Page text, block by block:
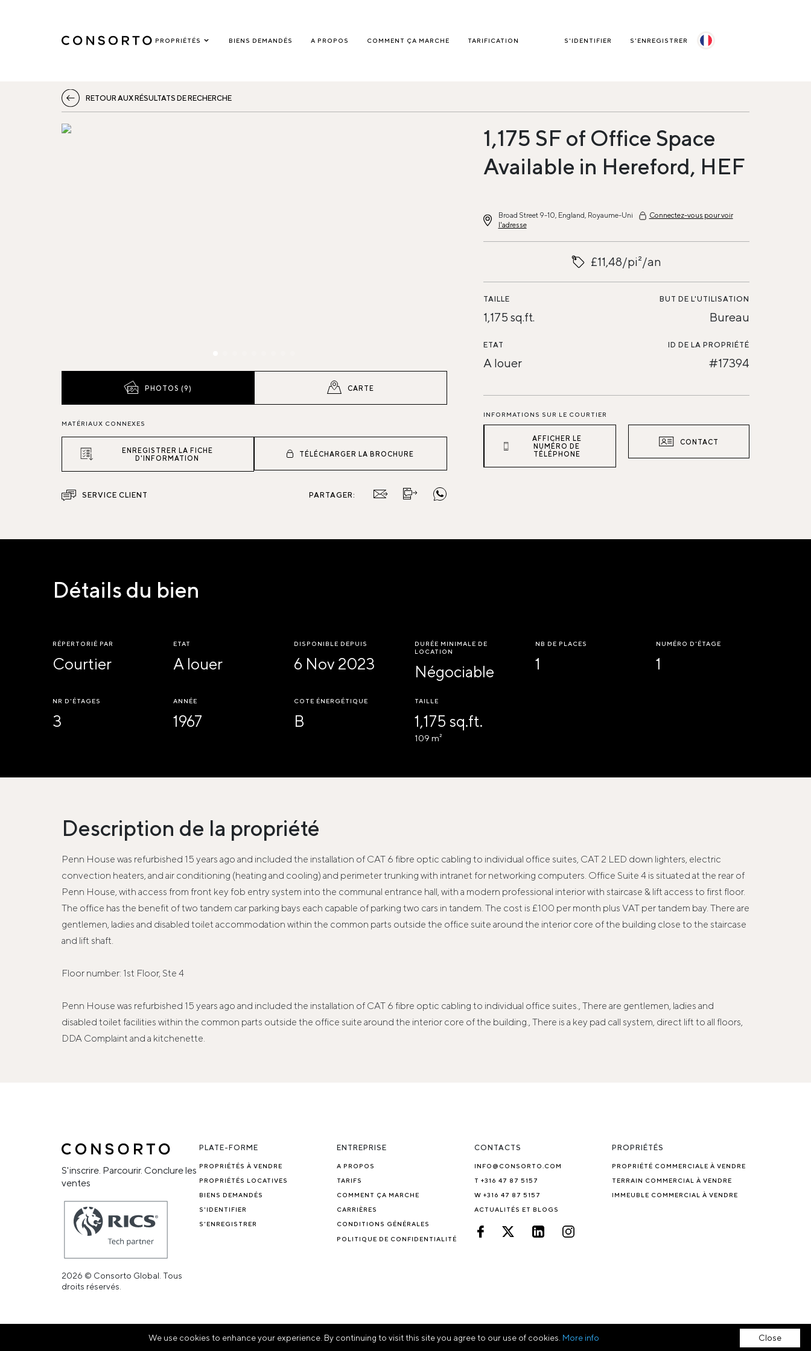
PROPRIÉTÉS BIENS DEMANDÉS A PROPOS COMMENT ÇA MARCHE TARIFICATION S'IDENTIFIER S'ENREGISTRER
RETOUR AUX RÉSULTATS DE RECHERCHE
PHOTOS (9) CARTE
MATÉRIAUX CONNEXES
ENREGISTRER LA FICHE
D'INFORMATION
TÉLÉCHARGER LA BROCHURE
SERVICE CLIENT PARTAGER:
1,175 SF of Office Space
Available in Hereford, HEF
Broad Street 9-10, England, Royaume-Uni
Connectez-vous pour voir
l'adresse
£11,48/pi²/an
TAILLE
1,175 sq.ft.
BUT DE L'UTILISATION
Bureau
ETAT
A louer
ID DE LA PROPRIÉTÉ
#17394
INFORMATIONS SUR LE COURTIER
AFFICHER LE
NUMÉRO DE
TÉLÉPHONE
CONTACT
Détails du bien
RÉPERTORIÉ PAR
Courtier
ETAT
A louer
DISPONIBLE DEPUIS
6 Nov 2023
DURÉE MINIMALE DE
LOCATION
Négociable
NB DE PLACES
1
NUMÉRO D'ÉTAGE
1
NR D'ÉTAGES
3
ANNÉE
1967
COTE ÉNERGÉTIQUE
B
TAILLE
1,175 sq.ft.
109 m²
Description de la propriété
Penn House was refurbished 15 years ago and included the installation of CAT 6 fibre optic cabling to individual office suites, CAT 2 LED down lighters, electric
convection heaters, and air conditioning (heating and cooling) and perimeter trunking with intranet for networking computers. Office Suite 4 is situated at the rear of
Penn House, with access from front key fob entry system into the communal entrance hall, with a modern professional interior with staircase & lift access to first floor.
The office has the benefit of two tandem car parking bays each capable of parking two cars in tandem. The cost is £100 per month plus VAT per tandem bay. There are
gentlemen, ladies and disabled toilet accommodation within the common parts outside the office suite around the interior core of the building close to the staircase
and lift shaft.
Floor number: 1st Floor, Ste 4
Penn House was refurbished 15 years ago and included the installation of CAT 6 fibre optic cabling to individual office suites., There are gentlemen, ladies and
disabled toilet facilities within the common parts outside the office suite around the interior core of the building., There is a key pad call system, direct lift to all floors,
DDA Complaint and a kitchenette.
S'inscrire. Parcourir. Conclure les
ventes
2026 © Consorto Global. Tous
droits réservés.
PLATE-FORME
PROPRIÉTÉS À VENDRE
PROPRIÉTÉS LOCATIVES
BIENS DEMANDÉS
S'IDENTIFIER
S'ENREGISTRER
ENTREPRISE
A PROPOS
TARIFS
COMMENT ÇA MARCHE
CARRIÈRES
CONDITIONS GÉNÉRALES
POLITIQUE DE CONFIDENTIALITÉ
CONTACTS
INFO@CONSORTO.COM
T +316 47 87 5157
W +316 47 87 5157
ACTUALITÉS ET BLOGS
PROPRIÉTÉS
PROPRIÉTÉ COMMERCIALE À VENDRE
TERRAIN COMMERCIAL À VENDRE
IMMEUBLE COMMERCIAL À VENDRE
Close
We use cookies to enhance your experience. By continuing to visit this site you agree to our use of cookies. More info